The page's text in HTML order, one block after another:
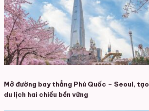
Mở đường bay thẳng Phú Quốc – Seoul,
du lịch hai chiều bền vững